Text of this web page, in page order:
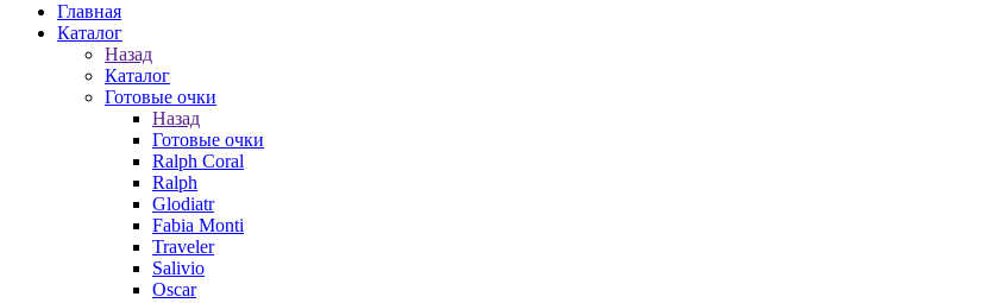
Главная
Каталог
Назад
Каталог
Готовые очки
Назад
Готовые очки
Ralph Coral
Ralph
Glodiatr
Fabia Monti
Traveler
Salivio
Oscar